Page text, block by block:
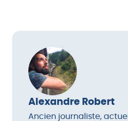
Alexandre Robert
Ancien journaliste, actuel